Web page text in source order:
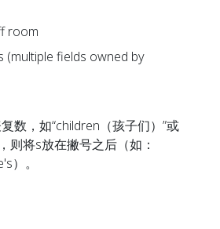
room
(multiple fields owned by
数，如“children（孩子们）”或
则将s放在撇号之后（如：
）。